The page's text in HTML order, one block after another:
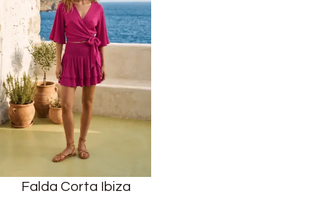
Falda Corta Ibiza